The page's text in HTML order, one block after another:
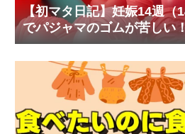
【初マタ日記】妊娠14週（
でパジャマのゴムが苦しい
なマタニティワンピ